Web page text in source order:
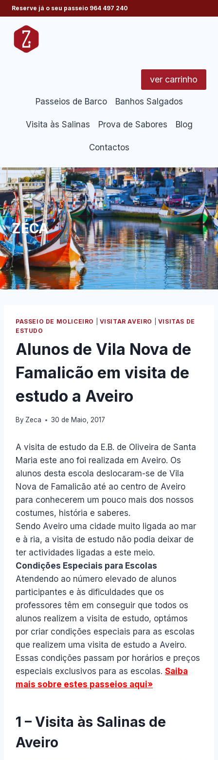
Skip
to
content
Reserve já o seu passeio 964 497 240
ver carrinho
Passeios de Barco Banhos Salgados
Visita às Salinas Prova de Sabores Blog
Contactos
ZECA
PASSEIO DE MOLICEIRO VISITAR AVEIRO
VISITAS DE
ESTUDO
Alunos de Vila Nova de
Famalicão em visita de
estudo a Aveiro
By Zeca 30 de Maio, 2017
A visita de estudo da E.B. de Oliveira de Santa
Maria este ano foi realizada em Aveiro. Os
alunos desta escola deslocaram-se de Vila
Nova de Famalicão até ao centro de Aveiro
para conhecerem um pouco mais dos nossos
costumes, história e saberes.
Sendo Aveiro uma cidade muito ligada ao mar
e à ria, a visita de estudo não podia deixar de
ter actividades ligadas a este meio.
Condições Especiais para Escolas
Atendendo ao número elevado de alunos
participantes e às dificuldades que os
professores têm em conseguir que todos os
alunos realizem a visita de estudo, optámos
por criar condições especiais para as escolas
que realizem uma visita de estudo a Aveiro.
Essas condições passam por horários e preços
especiais exclusivos para as escolas. Saiba
mais sobre estes passeios aqui»
1 – Visita às Salinas de
Aveiro